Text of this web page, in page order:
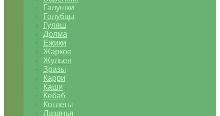
Галушки
Голубцы
Гуляш
Долма
Ежики
Жаркое
Жульен
Зразы
Карри
Каши
Кебаб
Котлеты
Лазанья